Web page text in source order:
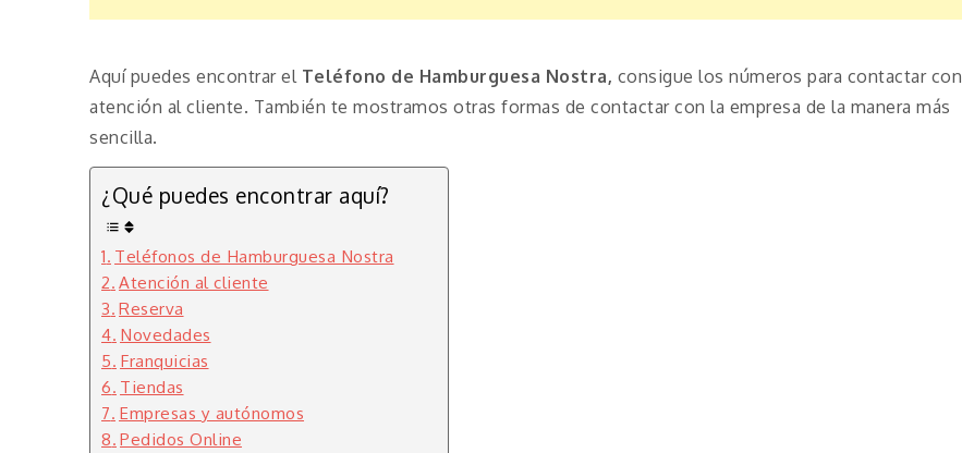
Aquí puedes encontrar elTeléfono de Hamburguesa Nostra, consigue los números para contactar con
atención al cliente. También te mostramos otras formas de contactar con la empresa de la manera más
sencilla.
¿Qué puedes encontrar aquí?
Teléfonos de Hamburguesa Nostra
Atención al cliente
Reserva
Novedades
Franquicias
Tiendas
Empresas y autónomos
Pedidos Online